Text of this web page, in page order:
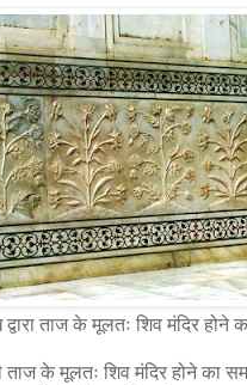
ताज के मूलतः शिव मंदिर होने
के मूलतः शिव मंदिर होने का